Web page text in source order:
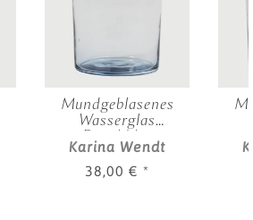
Mundgeblasenes
Wasserglas
Rauchblau
Karina Wendt
38,00 € *